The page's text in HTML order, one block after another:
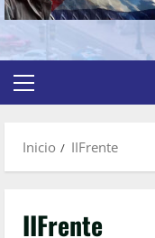
Inicio IIFrente
IIFrente